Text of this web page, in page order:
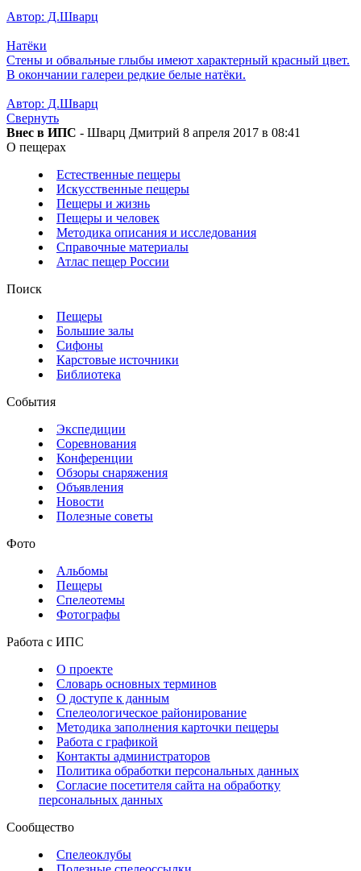
Автор: Д.Шварц
Натёки
Стены и обвальные глыбы имеют характерный красный цвет.
В окончании галереи редкие белые натёки.
Автор: Д.Шварц
Свернуть
Внес в ИПС - Шварц Дмитрий 8 апреля 2017 в 08:41
О пещерах
Естественные пещеры
Искусственные пещеры
Пещеры и жизнь
Пещеры и человек
Методика описания и исследования
Справочные материалы
Атлас пещер России
Поиск
Пещеры
Большие залы
Сифоны
Карстовые источники
Библиотека
События
Экспедиции
Соревнования
Конференции
Обзоры снаряжения
Объявления
Новости
Полезные советы
Фото
Альбомы
Пещеры
Спелеотемы
Фотографы
Работа с ИПС
О проекте
Словарь основных терминов
О доступе к данным
Спелеологическое районирование
Методика заполнения карточки пещеры
Работа с графикой
Контакты администраторов
Политика обработки персональных данных
Согласие посетителя сайта на обработку
персональных данных
Сообщество
Спелеоклубы